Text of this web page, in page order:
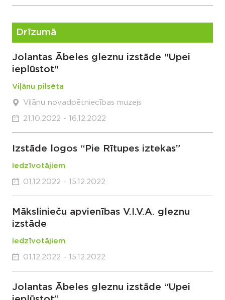
Drīzumā
Jolantas Ābeles gleznu izstāde "Upei
ieplūstot"
Viļānu pilsēta
Viļānu novadpētniecības muzejs
21.10.2022 - 16.12.2022
Izstāde logos “Pie Rītupes iztekas”
Iedzīvotājiem
01.12.2022 - 15.12.2022
Mākslinieču apvienības V.I.V.A. gleznu
izstāde
Iedzīvotājiem
01.12.2022 - 15.12.2022
Jolantas Ābeles gleznu izstāde “Upei